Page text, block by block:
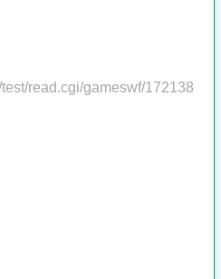
read.cgi/gameswf/172138